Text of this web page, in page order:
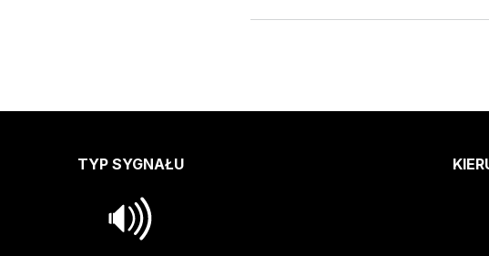
TYP SYGNAŁU